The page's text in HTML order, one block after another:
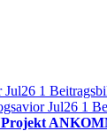
Projekt